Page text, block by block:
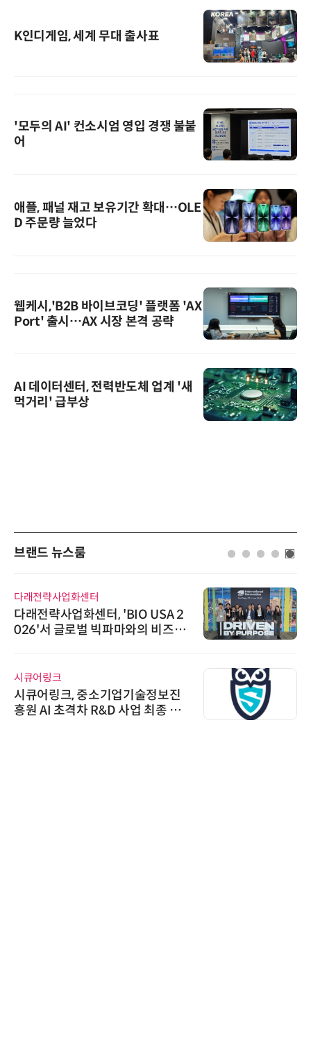
K인디게임, 세계 무대 출사표
'모두의 AI' 컨소시엄 영입 경쟁 불붙
어
애플, 패널 재고 보유기간 확대…OLE
D 주문량 늘었다
웹케시,'B2B 바이브코딩' 플랫폼 'AX
Port' 출시…AX 시장 본격 공략
AI 데이터센터, 전력반도체 업계 '새
먹거리' 급부상
브랜드 뉴스룸
다래전략사업화센터
다래전략사업화센터, 'BIO USA 2
026'서 글로벌 빅파마와의 비즈니
시큐어링크
시큐어링크, 중소기업기술정보진
흥원 AI 초격차 R&D 사업 최종 선